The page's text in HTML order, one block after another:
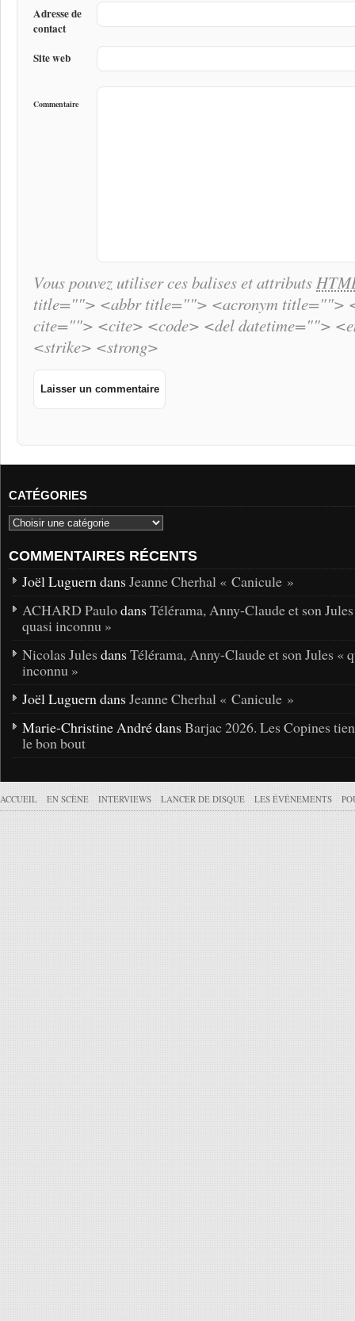
Adresse de
contact
Site web
Commentaire
Vous pouvez utiliser ces balises et attributs
title=""> <abbr title=""> <acronym title="">
cite=""> <cite> <code> <del datetime="">
<strike> <strong>
CATÉGORIES
COMMENTAIRES RÉCENTS
Joël Luguern dans Jeanne Cherhal « Canicule »
ACHARD Paulodans Télérama, Anny-Claude et son
quasi inconnu »
Nicolas Jules dans Télérama, Anny-Claude et son Jules «
inconnu »
Joël Luguern dans Jeanne Cherhal « Canicule »
Marie-Christine André dans Barjac 2026. Les Copines
le bon bout
ACCUEIL EN SCÈNE INTERVIEWS LANCER DE DISQUE LES ÉVÉNEMENTS